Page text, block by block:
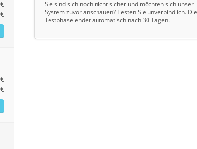
Sie sind sich noch nicht sicher und möchten sich unser
System zuvor anschauen? Testen Sie unverbindlich. Die
Testphase endet automatisch nach 30 Tagen.